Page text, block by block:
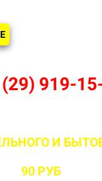
919-
И
90 РУБ